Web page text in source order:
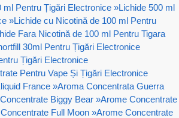
ml Pentru Țigări Electronice »Lichide 500 ml
»Lichide cu Nicotină de 100 ml Pentru
Fara Nicotină de 100 ml Pentru Tigara
30ml Pentru Țigări Electronice
Țigări Electronice
Pentru Vape Și Țigări Electronice
France »Aroma Concentrata Guerra
Biggy Bear »Arome Concentrate
Full Moon »Arome Concentrate